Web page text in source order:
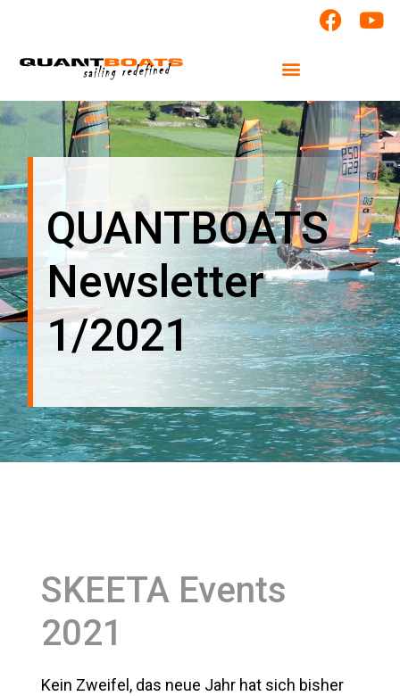
QUANTBOATS
Newsletter
1/2021
SKEETA Events
2021
Kein Zweifel, das neue Jahr hat sich bisher